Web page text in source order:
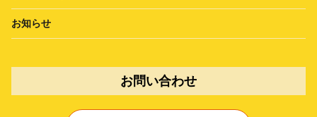
お知らせ
お問い合わせ